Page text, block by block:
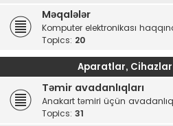
Məqalələr
Komputer elektronikası
Topics: 20
Aparatlar,
Təmir avadanlıqları
Anakart təmiri üçün
Topics: 31